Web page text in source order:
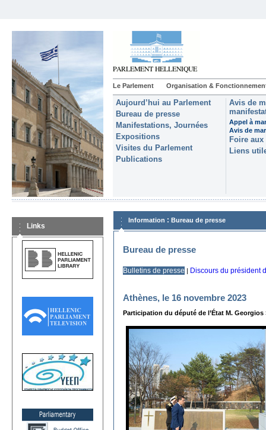
Le Parlement Organisation &
Aujourd’hui au Parlement
Bureau de presse
Manifestations, Journées
Expositions
Visites du Parlement
Publications
Avis de
Appel à
Avis de
Foire
Liens
Links
Information : Bureau de presse
Bureau de presse
Bulletins de presse | Discours du président
Athènes, le 16 novembre 2023
Participation du député de l’État M.